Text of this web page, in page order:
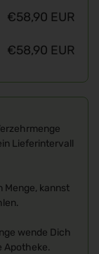
€58,90 EUR
€58,90 EUR
Lieferintervall
Menge, kannst
wende Dich
Apotheke.